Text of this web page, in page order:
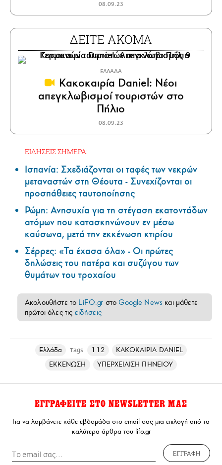
08.09.23
ΔΕΙΤΕ ΑΚΟΜΑ
ΕΛΛΑΔΑ
Κακοκαιρία Daniel: Νέοι
απεγκλωβισμοί τουριστών στο
Πήλιο
08.09.23
ΕΙΔΗΣΕΙΣ ΣΗΜΕΡΑ:
Ισπανία: Σχεδιάζονται οι ταφές των νεκρών
μεταναστών στη Θέουτα - Συνεχίζονται οι
προσπάθειες ταυτοποίησης
Ρώμη: Ανησυχία για τη στέγαση εκατοντάδων
ατόμων που κατασκηνώνουν εν μέσω
καύσωνα, μετά την εκκένωση κτιρίου
Σέρρες: «Τα έχασα όλα» - Οι πρώτες
δηλώσεις του πατέρα και συζύγου των
θυμάτων του τροχαίου
Ακολουθήστε το LiFO.gr στοGoogle News και μάθετε
πρώτοι όλες τις ειδήσεις
Ελλάδα Tags 112
ΚΑΚΟΚΑΙΡΙΑ DANIEL
ΕΚΚΕΝΩΣΗ
ΥΠΕΡΧΕΙΛΙΣΗ ΠΗΝΕΙΟΥ
ΕΓΓΡΑΦΕΙΤΕ ΣΤΟ NEWSLETTER ΜΑΣ
Για να λαμβάνετε κάθε εβδομάδα στο email σας μια επιλογή από τα
καλύτερα άρθρα του lifo.gr
ΕΓΓΡΑΦΗ